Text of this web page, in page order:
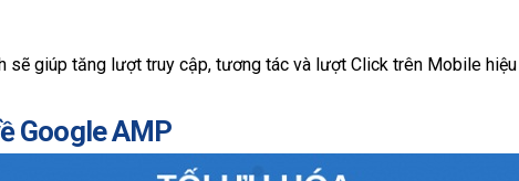
sẽ giúp tăng lượt truy cập, tương tác và lượt Click trên Mobile hiệu
Google AMP